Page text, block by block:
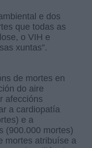
e dos
que todas as
o VIH e
xuntas”.
de mortes en
do aire
afeccións
a cardiopatía
e a
(900.000 mortes)
mortes atribuíse a